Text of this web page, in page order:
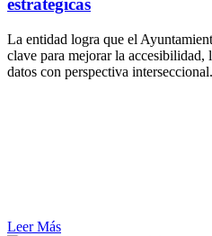
estratégicas
La entidad logra que el
clave para mejorar la accesibilidad,
datos con perspectiva interseccional.
Leer Más